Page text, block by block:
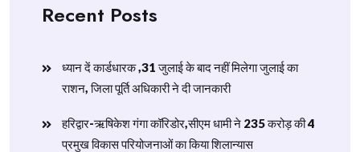
Recent Posts
ध्यान दें कार्डधारक ,31 जुलाई के बाद नहीं मिलेगा जुलाई का
राशन, जिला पूर्ति अधिकारी ने दी जानकारी
हरिद्वार-ऋषिकेश गंगा कॉरिडोर,सीएम धामी ने 235 करोड़ की 4
प्रमुख विकास परियोजनाओं का किया शिलान्यास